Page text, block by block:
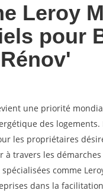
Leroy
pour
une priorité
des logements.
les propriétaires
travers les
comme
dans la